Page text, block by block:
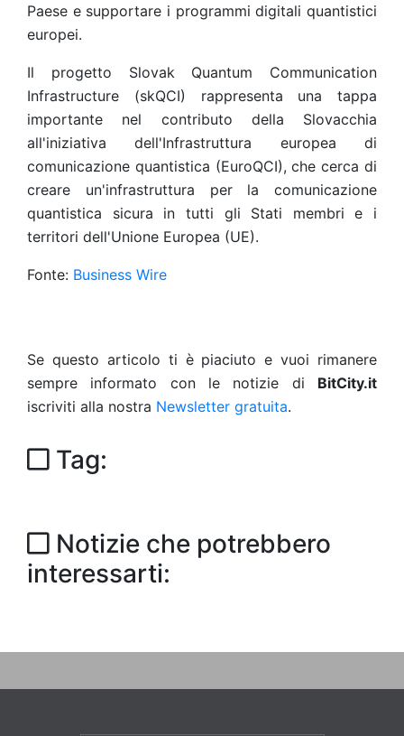
Paese e supportare i programmi digitali quantistici
europei.
Il progetto Slovak Quantum Communication
Infrastructure (skQCI) rappresenta una tappa
importante nel contributo della Slovacchia
all'iniziativa dell'Infrastruttura europea di
comunicazione quantistica (EuroQCI), che cerca di
creare un'infrastruttura per la comunicazione
quantistica sicura in tutti gli Stati membri e i
territori dell'Unione Europea (UE).
Fonte: Business Wire
Se questo articolo ti è piaciuto e vuoi rimanere
sempre informato con le notizie di BitCity.it
iscriviti alla nostra Newsletter gratuita.
Tag:
Notizie che potrebbero
interessarti: